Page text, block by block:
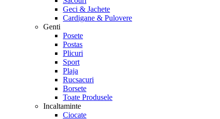
Geci & Jachete
Cardigane & Pulovere
Genti
Posete
Postas
Plicuri
Sport
Plaja
Rucsacuri
Borsete
Toate Produsele
Incaltaminte
Ciocate